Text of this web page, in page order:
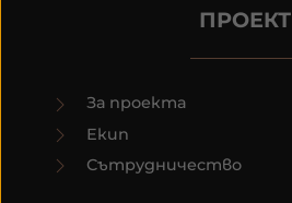
ПРОЕКТ
За проекта
Екип
Сътрудничество